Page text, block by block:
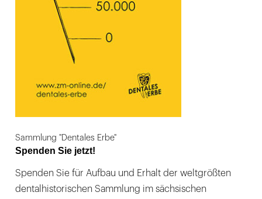
Sammlung "Dentales Erbe"
Spenden Sie jetzt!
Spenden Sie für Aufbau und Erhalt der weltgrößten
dentalhistorischen Sammlung im sächsischen